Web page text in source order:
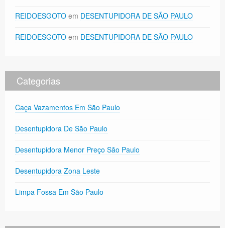
REIDOESGOTO em DESENTUPIDORA DE SÃO PAULO
REIDOESGOTO em DESENTUPIDORA DE SÃO PAULO
Categorias
Caça Vazamentos Em São Paulo
Desentupidora De São Paulo
Desentupidora Menor Preço São Paulo
Desentupidora Zona Leste
Limpa Fossa Em São Paulo